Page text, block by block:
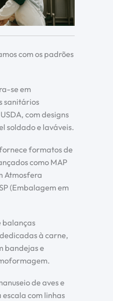
com os padrões
se em
sanitários
com designs
soldado e laváveis.
formatos de
como MAP
Atmosfera
(Embalagem em
balanças
à carne,
bandejas e
de aves e
com linhas